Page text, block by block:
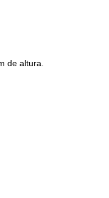
de altura.